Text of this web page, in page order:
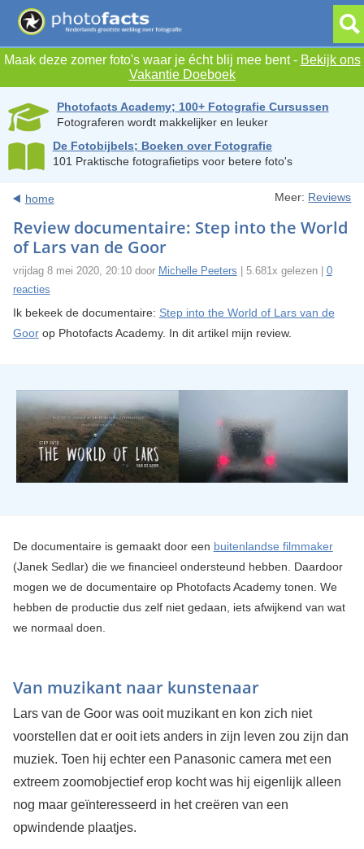
Maak deze zomer foto's waar je écht blij mee bent - Bekijk ons
Vakantie Doeboek
Photofacts Academy; 100+ Fotografie Cursussen
Fotograferen wordt makkelijker en leuker
De Fotobijbels; Boeken over Fotografie
101 Praktische fotografietips voor betere foto's
home Meer: Reviews
Review documentaire: Step into the World
of Lars van de Goor
vrijdag 8 mei 2020, 20:10 door Michelle Peeters | 5.681x gelezen | 0
reacties
Ik bekeek de documentaire: Step into the World of Lars van de
Goorop Photofacts Academy. In dit artikel mijn review.
De documentaire is gemaakt door een buitenlandse filmmaker
(Janek Sedlar) die we financieel ondersteund hebben. Daardoor
mogen we de documentaire op Photofacts Academy tonen. We
hebben de productie dus zelf niet gedaan, iets afwijkend van wat
we normaal doen.
Van muzikant naar kunstenaar
Lars van de Goor was ooit muzikant en kon zich niet
voorstellen dat er ooit iets anders in zijn leven zou zijn dan
muziek. Toen hij echter een Panasonic camera met een
extreem zoomobjectief erop kocht was hij eigenlijk alleen
nog maar geïnteresseerd in het creëren van een
opwindende plaatjes.